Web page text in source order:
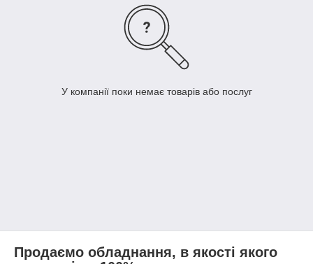
У компанії поки немає товарів або послуг
Продаємо обладнання, в якості якого